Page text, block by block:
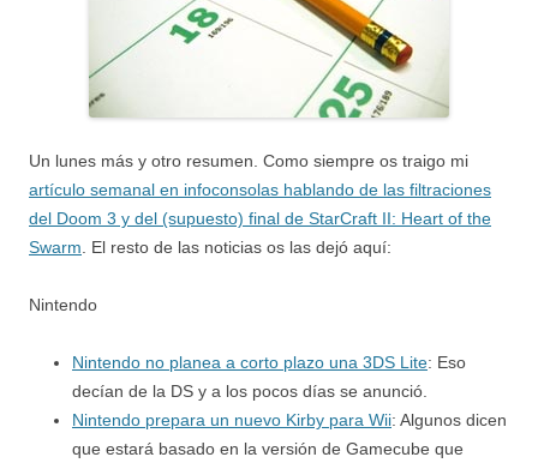
Un lunes más y otro resumen. Como siempre os traigo mi
artículo semanal en infoconsolas hablando de las filtraciones
del Doom 3 y del (supuesto) final de StarCraft II: Heart of the
Swarm . El resto de las noticias os las dejó aquí:
Nintendo
Nintendo no planea a corto plazo una 3DS Lite: Eso
decían de la DS y a los pocos días se anunció.
Nintendo prepara un nuevo Kirby para Wii: Algunos dicen
que estará basado en la versión de Gamecube que